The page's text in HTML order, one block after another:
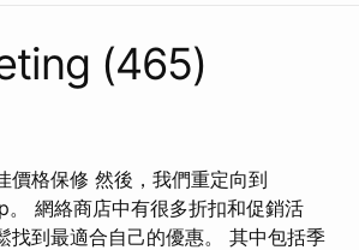
(465)
價格保修 然後，我們重定向到
網絡商店中有很多折扣和促銷活
找到最適合自己的優惠。 其中包括季